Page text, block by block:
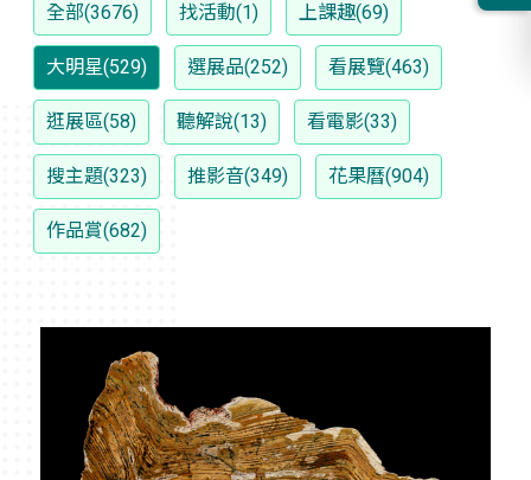
全部(3676) 找活動(1) 上課趣(69)
大明星(529) 選展品(252) 看展覽(463)
逛展區(58) 聽解說(13) 看電影(33)
搜主題(323) 推影音(349) 花果曆(904)
作品賞(682)